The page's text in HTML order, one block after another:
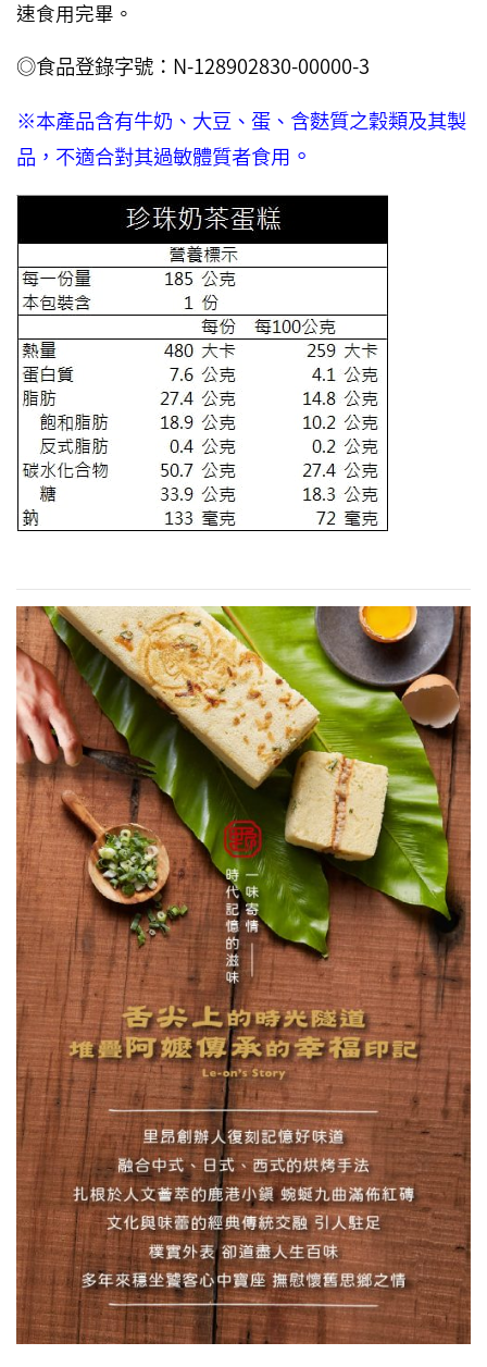
速食用完畢。
◎食品登錄字號：N-128902830-00000-3
※本產品含有牛奶、大豆、蛋、含麩質之穀類及其製
品，不適合對其過敏體質者食用 。